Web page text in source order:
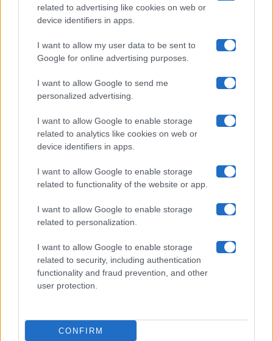
related to advertising like cookies on web or
device identifiers in apps.
I want to allow my user data to be sent to
Google for online advertising purposes.
I want to allow Google to send me
personalized advertising.
I want to allow Google to enable storage
related to analytics like cookies on web or
device identifiers in apps.
I want to allow Google to enable storage
related to functionality of the website or app.
I want to allow Google to enable storage
related to personalization.
I want to allow Google to enable storage
related to security, including authentication
functionality and fraud prevention, and other
user protection.
CONFIRM
Uomini E Donne
Maste S.r.l.
Chi siamo
Collabora con noi
Contatti
Privacy Policy
Cookie Policy
Preferenze Privacy- Riproduzione riservata - Photo
Credits: Le immagini presenti in questo sito sono di